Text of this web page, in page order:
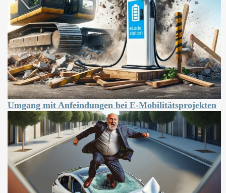
Umgang mit Anfeindungen bei E-Mobilitätsprojekten